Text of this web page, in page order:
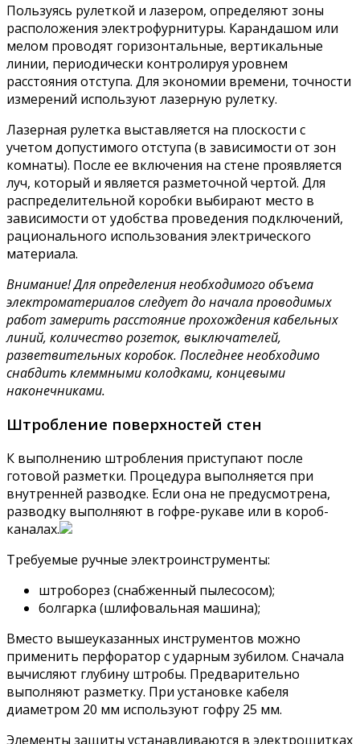
Пользуясь рулеткой и лазером, определяют зоны
расположения электрофурнитуры. Карандашом или
мелом проводят горизонтальные, вертикальные
линии, периодически контролируя уровнем
расстояния отступа. Для экономии времени, точности
измерений используют лазерную рулетку.
Лазерная рулетка выставляется на плоскости с
учетом допустимого отступа (в зависимости от зон
комнаты). После ее включения на стене проявляется
луч, который и является разметочной чертой. Для
распределительной коробки выбирают место в
зависимости от удобства проведения подключений,
рационального использования электрического
материала.
Внимание! Для определения необходимого объема
электроматериалов следует до начала проводимых
работ замерить расстояние прохождения кабельных
линий, количество розеток, выключателей,
разветвительных коробок. Последнее необходимо
снабдить клеммными колодками, концевыми
наконечниками.
Штробление поверхностей стен
К выполнению штробления приступают после
готовой разметки. Процедура выполняется при
внутренней разводке. Если она не предусмотрена,
разводку выполняют в гофре-рукаве или в короб-
каналах.
Требуемые ручные электроинструменты:
штроборез (снабженный пылесосом);
болгарка (шлифовальная машина);
Вместо вышеуказанных инструментов можно
применить перфоратор с ударным зубилом. Сначала
вычисляют глубину штробы. Предварительно
выполняют разметку. При установке кабеля
диаметром 20 мм используют гофру 25 мм.
Элементы защиты устанавливаются в электрощитках